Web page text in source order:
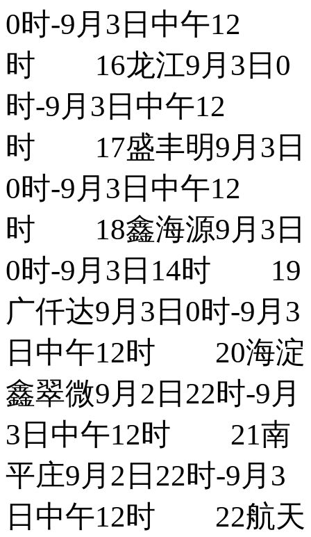
0时-9月3日中午12
时 16龙江9月3日0
时-9月3日中午12
时 17盛丰明9月3日
0时-9月3日中午12
时 18鑫海源9月3日
0时-9月3日14时 19
广仟达9月3日0时-9月3
日中午12时 20海淀
鑫翠微9月2日22时-9月
3日中午12时 21南
平庄9月2日22时-9月3
日中午12时 22航天